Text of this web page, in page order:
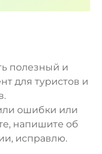
полезный и
для туристов и
ошибки или
напишите об
исправлю.